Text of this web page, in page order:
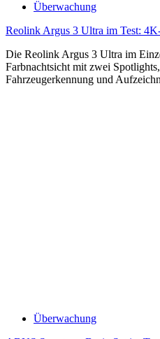
Überwachung
Reolink Argus 3 Ultra im Test:
Die Reolink Argus 3 Ultra im
Farbnachtsicht mit zwei
Fahrzeugerkennung und
Überwachung